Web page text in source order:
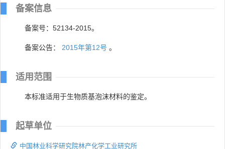
备案信息
备案号：52134-2015。
备案公告： 2015年第12号 。
适用范围
本标准适用于生物质基泡沫材料的鉴定。
起草单位
中国林业科学研究院林产化学工业研究所